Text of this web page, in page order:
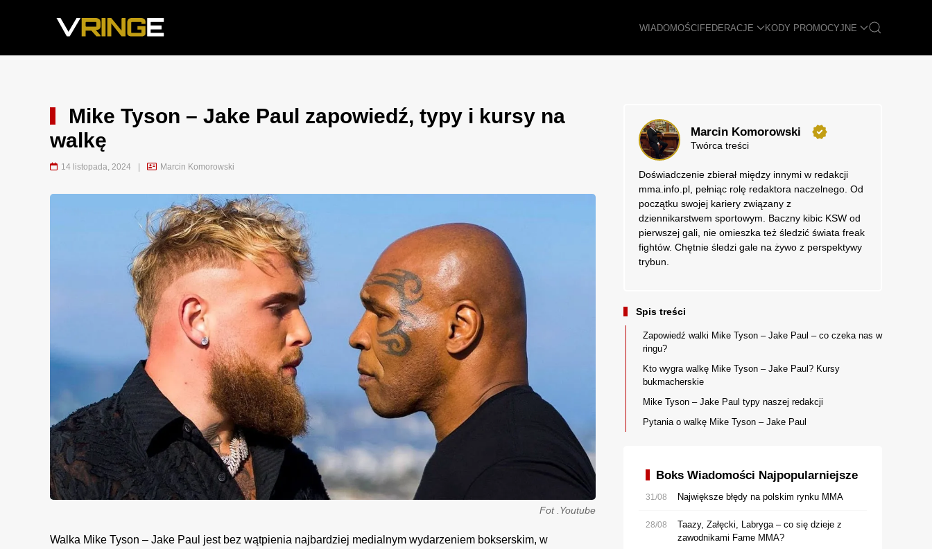
WIADOMOŚCIFEDERACJE KODY PROMOCYJNE
Mike Tyson – Jake Paul zapowiedź, typy i kursy na
walkę
14 listopada, 2024 | Marcin Komorowski
Fot .Youtube
Walka Mike Tyson – Jake Paul jest bez wątpienia najbardziej medialnym wydarzeniem bokserskim, w
Marcin Komorowski
Twórca treści
Doświadczenie zbierał między innymi w redakcji
mma.info.pl, pełniąc rolę redaktora naczelnego. Od
początku swojej kariery związany z
dziennikarstwem sportowym. Baczny kibic KSW od
pierwszej gali, nie omieszka też śledzić świata freak
fightów. Chętnie śledzi gale na żywo z perspektywy
trybun.
Spis treści
Zapowiedź walki Mike Tyson – Jake Paul – co czeka nas w
ringu?
Kto wygra walkę Mike Tyson – Jake Paul? Kursy
bukmacherskie
Mike Tyson – Jake Paul typy naszej redakcji
Pytania o walkę Mike Tyson – Jake Paul
Boks Wiadomości Najpopularniejsze
31/08 Największe błędy na polskim rynku MMA
28/08
Taazy, Załęcki, Labryga – co się dzieje z
zawodnikami Fame MMA?